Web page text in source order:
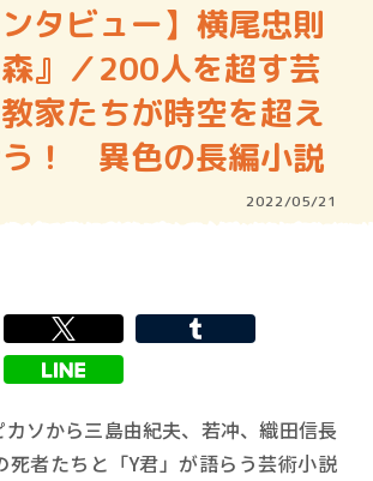
ンタビュー】横尾忠則
森』／200人を超す芸
家たちが時空を超え
！ 異色の長編小説
2022/05/21
ソから三島由紀夫、若冲、織田信長
死者たちと「Y君」が語らう芸術小説